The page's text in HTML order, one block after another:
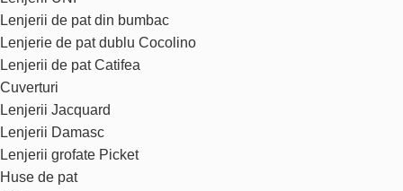
Lenjerii de pat din bumbac
Lenjerie de pat dublu Cocolino
Lenjerii de pat Catifea
Cuverturi
Lenjerii Jacquard
Lenjerii Damasc
Lenjerii grofate Picket
Huse de pat